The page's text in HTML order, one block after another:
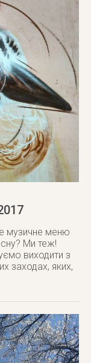
музичне меню
Ми теж!
виходити з
заходах, яких,